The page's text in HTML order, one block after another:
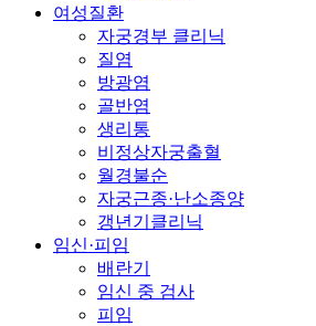
여성질환
자궁경부 클리닉
질염
방광염
골반염
생리통
비정상자궁출혈
월경불순
자궁근종·난소종양
갱년기클리닉
임신·피임
배란기
임신 중 검사
피임